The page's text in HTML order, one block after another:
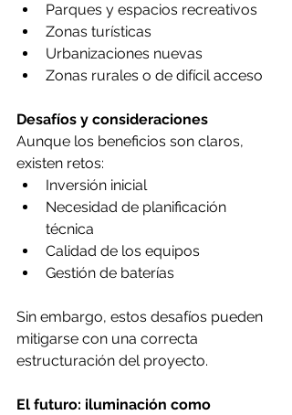
Parques y espacios recreativos
Zonas turísticas
Urbanizaciones nuevas
Zonas rurales o de difícil acceso
Desafíos y consideraciones
Aunque los beneficios son claros,
existen retos:
Inversión inicial
Necesidad de planificación
técnica
Calidad de los equipos
Gestión de baterías
Sin embargo, estos desafíos pueden
mitigarse con una correcta
estructuración del proyecto.
El futuro: iluminación como